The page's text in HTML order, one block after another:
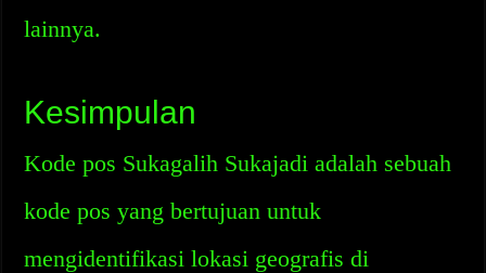
lainnya.
Kesimpulan
Kode pos Sukagalih Sukajadi adalah sebuah
kode pos yang bertujuan untuk
mengidentifikasi lokasi geografis di